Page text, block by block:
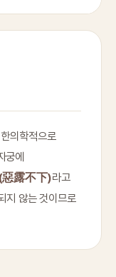
의학적으로
궁에
(惡露不下)라고
지 않는 것이므로